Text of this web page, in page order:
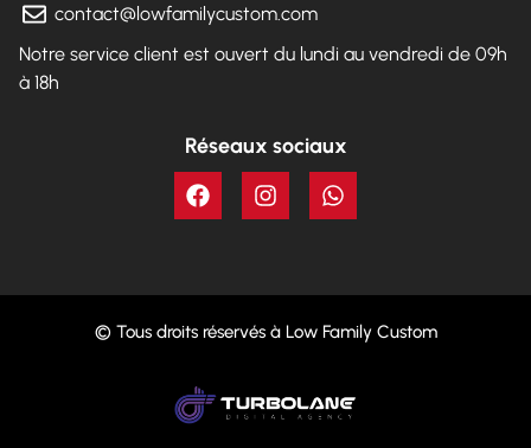
contact@lowfamilycustom.com
Notre service client est ouvert du lundi au vendredi de 09h
à 18h
Réseaux sociaux
© Tous droits réservés à Low Family Custom